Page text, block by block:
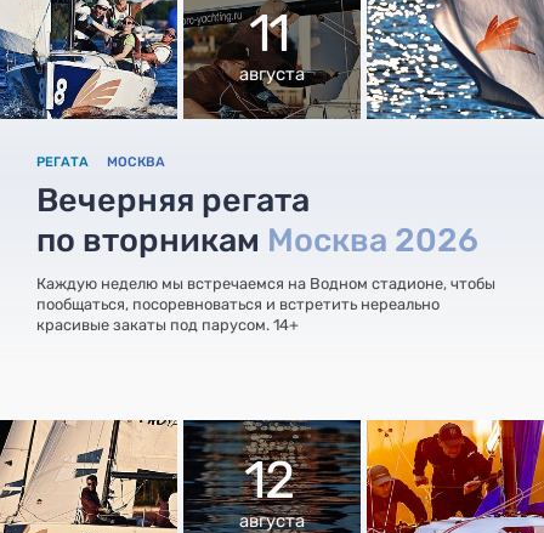
11
августа
РЕГАТА МОСКВА
Вечерняя регата
по вторникам Москва 2026
Каждую неделю мы встречаемся на Водном стадионе, чтобы
пообщаться, посоревноваться и встретить нереально
красивые закаты под парусом. 14+
12
августа